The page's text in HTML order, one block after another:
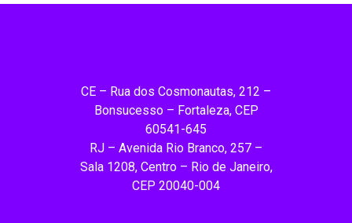
CE – Rua dos Cosmonautas, 212 –
Bonsucesso – Fortaleza, CEP
60541-645
RJ – Avenida Rio Branco, 257 –
Sala 1208, Centro – Rio de Janeiro,
CEP 20040-004